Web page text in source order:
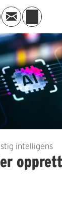
intelligens